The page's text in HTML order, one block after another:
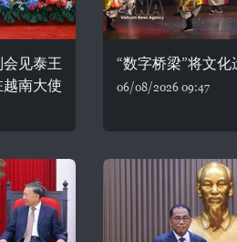
见泰王
南大使
“数字桥梁”将文
06/08/2026 09:47